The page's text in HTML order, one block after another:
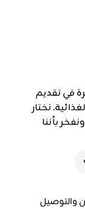
من الخبرة في تقديم
نختار
بأننا
والتوصيل